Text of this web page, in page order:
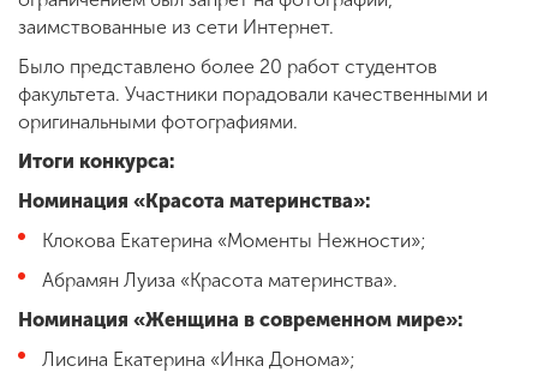
заимствованные из сети Интернет.
Было представлено более 20 работ студентов
факультета. Участники порадовали качественными и
оригинальными фотографиями.
Итоги конкурса:
Номинация «Красота материнства»:
Клокова Екатерина «Моменты Нежности»;
Абрамян Луиза «Красота материнства».
Номинация «Женщина в современном мире»:
Лисина Екатерина «Инка Донома»;